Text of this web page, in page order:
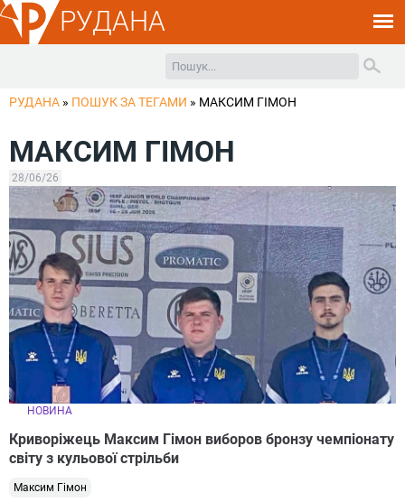
РУДАНА
РУДАНА » ПОШУК ЗА ТЕГАМИ » МАКСИМ ГІМОН
МАКСИМ ГІМОН
28/06/26
НОВИНА
Криворіжець Максим Гімон виборов бронзу чемпіонату
світу з кульової стрільби
Максим Гімон